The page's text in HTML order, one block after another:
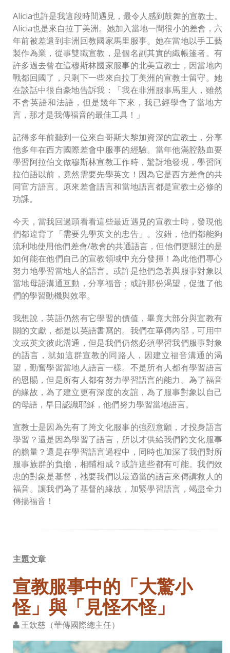
Alicia也許是我這段時間遇見，最令人感到鼓舞的宣教士。
Alicia也是來自拉丁美洲。她加入當地一間很小的差會，六
年前被差遣到非洲回教國家馬里服事。她在當地以手工藝
製作為業，從事雙職宣教，是個名副其實的織帳篷者。有
許多過去曾在這穆斯林國家服事的北美宣教士，因當地內
戰都回國了，只剩下一些來自拉丁美洲的宣教士留守。她
在談話中很自豪地告訴我：「我在非洲服事馬里人，雖然
不會英語和法語，但是幾年下來，我已經學會了當地方
言，那才是我傳福音的最佳工具！」
記得多年前聽到一位來自哥斯大黎加資深的宣教士，分享
他多年在西方國際差會中服事的經驗。當年他滿腔熱血要
學習阿拉伯文做穆斯林宣教工作時，驚訝地發現，學習阿
拉伯語以前，竟然需要先學英文！因為它是西方差會的共
同官方語言。原來差會語言和當地語言都是宣教士必修的
功課。
今天，當我回過頭看看這些最近遇見的宣教士時，發現他
們都違背了「需要先學英文的忠告」。沒錯，他們都能夠
流利地使用他們差會/教會的共通語言，但他們更關注的是
如何能在他們自己的宣教領域中充分發揮！為此他們專心
努力地學習當地人的語言。或許是他們急著與服事對象以
當地母語溝通互動，分享福音；或許那份渴望，促進了他
們的學習動機與效率。
我想說，英語仍然有它學習的價值，畢竟大部分與宣教有
關的文獻，都是以英語書寫的。我們在華傳內部，可用中
文或英文彼此溝通，但是我們仍然必須學習我們服事對象
的語言，就如這群宣教的同路人，因建立福音溝通的渴
望，勤奮學習當地人語言一樣。不是所有人都有學習語言
的恩賜，但是所有人都有努力學習語言的能力。為了福音
的緣故，為了建立更有深度的友誼，為了服事對象以自己
的母語，早日認識耶穌，他們努力學習當地語言。
宣教士是因為先有了跨文化服事的強烈意願，才投身語言
學習？還是因為學習了語言，所以才供給我們跨文化服事
的膽量？還是在學習語言過程中，同時也加深了我們對所
服事族群的負擔，相輔相成？或許這些都有可能。我們效
忠的對象是基督，祂要我們以最適當的語言來傳講救人的
福音。讓我們為了基督的緣故，加緊學習語言，竭盡全力
傳揚福音！
主題文章
宣教服事中的「大驚小
怪」與「見怪不怪」
王欽慈（華傳國際總主任）